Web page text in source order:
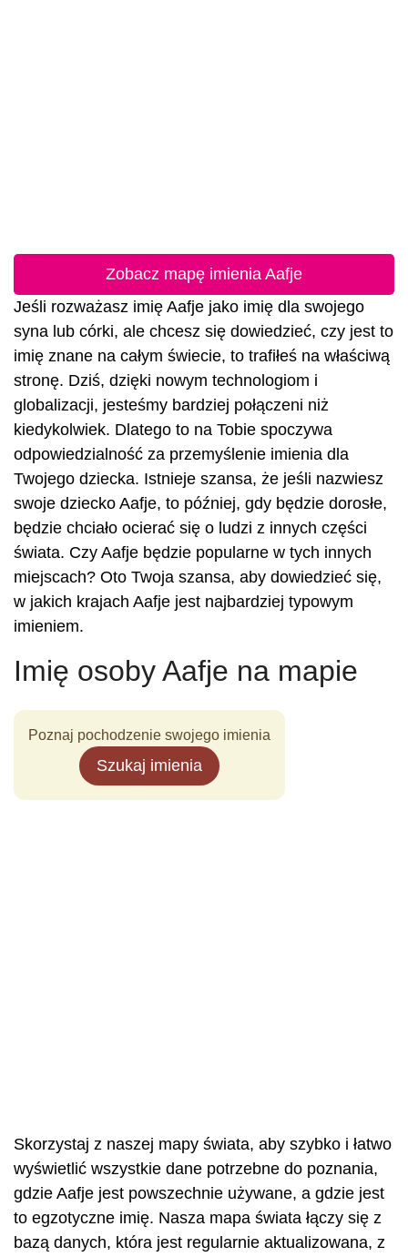
Zobacz mapę imienia Aafje
Jeśli rozważasz imię Aafje jako imię dla swojego
syna lub córki, ale chcesz się dowiedzieć, czy jest to
imię znane na całym świecie, to trafiłeś na właściwą
stronę. Dziś, dzięki nowym technologiom i
globalizacji, jesteśmy bardziej połączeni niż
kiedykolwiek. Dlatego to na Tobie spoczywa
odpowiedzialność za przemyślenie imienia dla
Twojego dziecka. Istnieje szansa, że jeśli nazwiesz
swoje dziecko Aafje, to później, gdy będzie dorosłe,
będzie chciało ocierać się o ludzi z innych części
świata. Czy Aafje będzie popularne w tych innych
miejscach? Oto Twoja szansa, aby dowiedzieć się,
w jakich krajach Aafje jest najbardziej typowym
imieniem.
Imię osoby Aafje na mapie
Poznaj pochodzenie swojego imienia
Szukaj imienia
Skorzystaj z naszej mapy świata, aby szybko i łatwo
wyświetlić wszystkie dane potrzebne do poznania,
gdzie Aafje jest powszechnie używane, a gdzie jest
to egzotyczne imię. Nasza mapa świata łączy się z
bazą danych, która jest regularnie aktualizowana, z